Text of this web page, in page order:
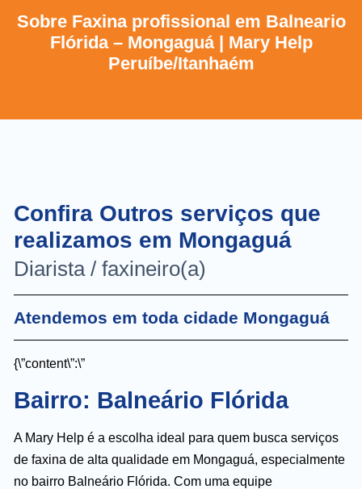
Sobre Faxina profissional em Balneario
Flórida – Mongaguá | Mary Help
Peruíbe/Itanhaém
Confira Outros serviços que
realizamos em Mongaguá
Diarista / faxineiro(a)
Atendemos em toda cidade Mongaguá
{\”content\”:\”
Bairro: Balneário Flórida
A Mary Help é a escolha ideal para quem busca serviços
de faxina de alta qualidade em Mongaguá, especialmente
no bairro Balneário Flórida. Com uma equipe